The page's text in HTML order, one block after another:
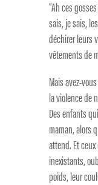
“Ah ces
sais, je sais,
déchirer leurs
vêtements de
Mais avez-
la violence de
Des enfants
maman, alors
attend. Et
inexistants,
poids, leur